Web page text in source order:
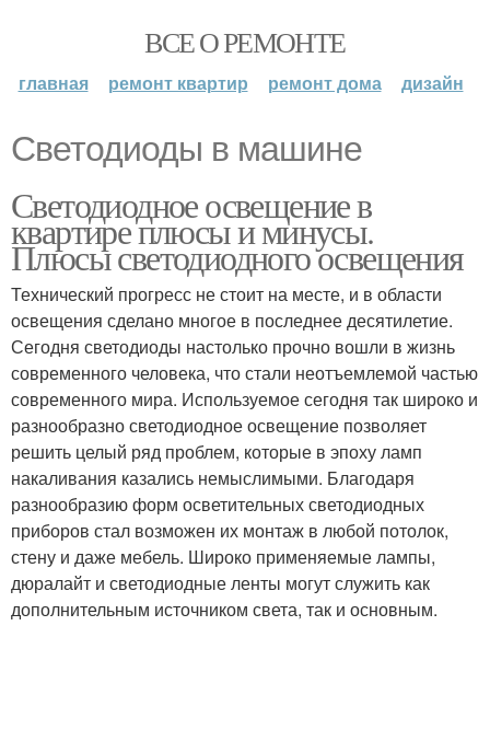
ВСЕ О РЕМОНТЕ
главная ремонт квартир ремонт дома дизайн
Светодиоды в машине
Светодиодное освещение в
квартире плюсы и минусы.
Плюсы светодиодного освещения
Технический прогресс не стоит на месте, и в области
освещения сделано многое в последнее десятилетие.
Сегодня светодиоды настолько прочно вошли в жизнь
современного человека, что стали неотъемлемой частью
современного мира. Используемое сегодня так широко и
разнообразно светодиодное освещение позволяет
решить целый ряд проблем, которые в эпоху ламп
накаливания казались немыслимыми. Благодаря
разнообразию форм осветительных светодиодных
приборов стал возможен их монтаж в любой потолок,
стену и даже мебель. Широко применяемые лампы,
дюралайт и светодиодные ленты могут служить как
дополнительным источником света, так и основным.